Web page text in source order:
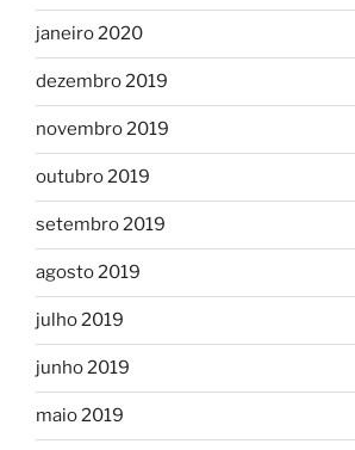
janeiro 2020
dezembro 2019
novembro 2019
outubro 2019
setembro 2019
agosto 2019
julho 2019
junho 2019
maio 2019